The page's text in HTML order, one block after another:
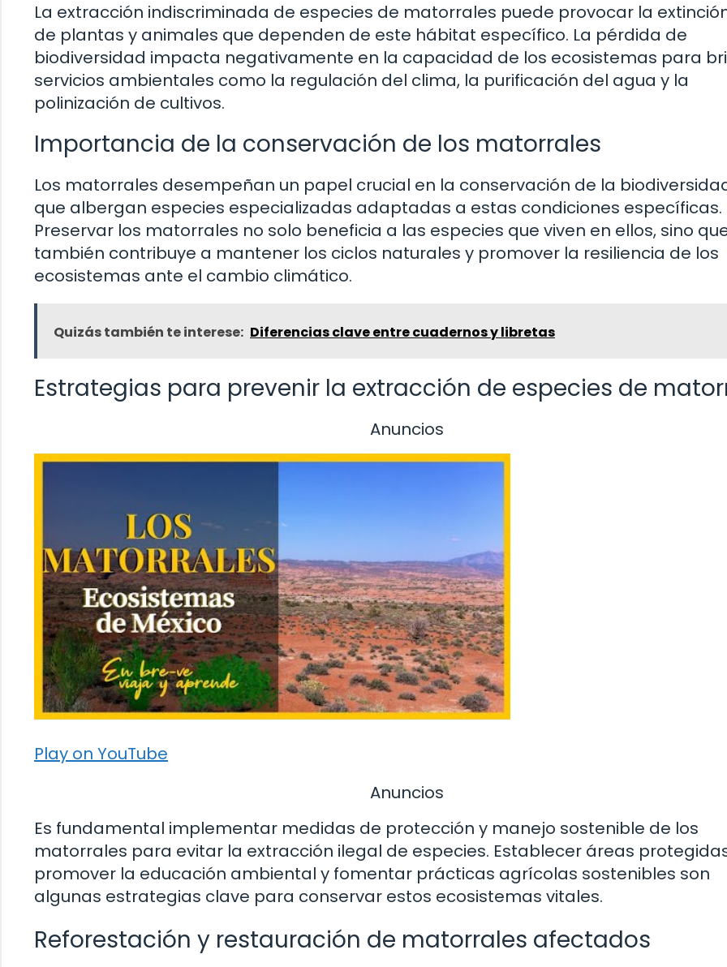
La extracción indiscriminada de especies de matorrales puede provocar la
de plantas y animales que dependen de este hábitat específico. La pérdida de
biodiversidad impacta negativamente en la capacidad de los ecosistemas para
servicios ambientales como la regulación del clima, la purificación del agua y la
polinización de cultivos.
Importancia de la conservación de los matorrales
Los matorrales desempeñan un papel crucial en la conservación de la
que albergan especies especializadas adaptadas a estas condiciones específicas.
Preservar los matorrales no solo beneficia a las especies que viven en ellos, sino
también contribuye a mantener los ciclos naturales y promover la resiliencia de los
ecosistemas ante el cambio climático.
Quizás también te interese: Diferencias clave entre cuadernos y libretas
Estrategias para prevenir la extracción de especies de
Anuncios
Play on YouTube
Anuncios
Es fundamental implementar medidas de protección y manejo sostenible de los
matorrales para evitar la extracción ilegal de especies. Establecer áreas
promover la educación ambiental y fomentar prácticas agrícolas sostenibles son
algunas estrategias clave para conservar estos ecosistemas vitales.
Reforestación y restauración de matorrales afectados